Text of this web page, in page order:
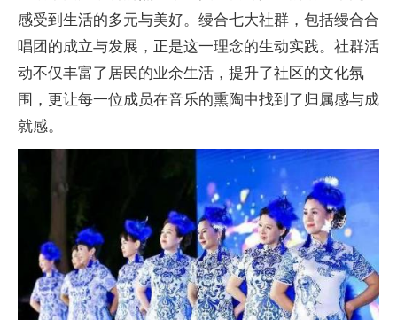
感受到生活的多元与美好。缦合七大社群，包括缦合合
唱团的成立与发展，正是这一理念的生动实践。社群活
动不仅丰富了居民的业余生活，提升了社区的文化氛
围，更让每一位成员在音乐的熏陶中找到了归属感与成
就感。